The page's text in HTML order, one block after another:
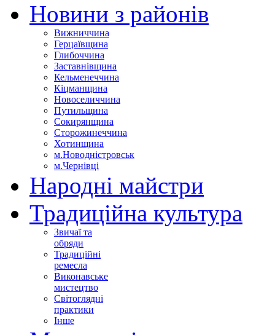
Новини з районів
Вижниччина
Герцаївщина
Глибоччина
Заставнівщина
Кельменеччина
Кіцманщина
Новоселиччина
Путильщина
Сокирянщина
Сторожинеччина
Хотинщина
м.Новодністровськ
м.Чернівці
Народні майстри
Традиційна культура
Звичаї та
обряди
Традиційні
ремесла
Виконавське
мистецтво
Світоглядні
практики
Інше